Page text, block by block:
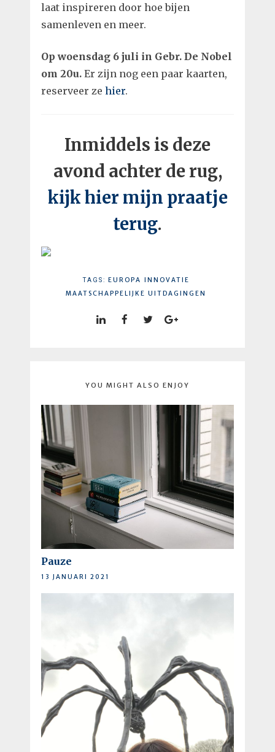
laat inspireren door hoe bijen
samenleven en meer.
Op woensdag 6 juli in Gebr. De Nobel
om 20u. Er zijn nog een paar kaarten,
reserveer ze hier.
Inmiddels is deze
avond achter de rug,
kijk hier mijn praatje
terug.
TAGS: EUROPA INNOVATIE
MAATSCHAPPELIJKE UITDAGINGEN
YOU MIGHT ALSO ENJOY
Pauze
13 JANUARI 2021